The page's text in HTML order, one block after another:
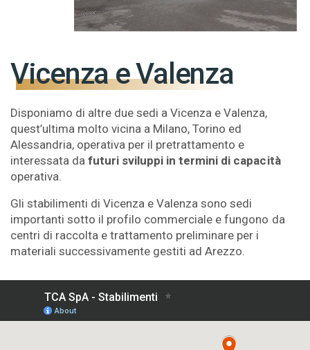
Vicenza e Valenza
Disponiamo di altre due sedi a Vicenza e Valenza,
quest’ultima molto vicina a Milano, Torino ed
Alessandria, operativa per il pretrattamento e
interessata dafuturi sviluppi in termini di capacità
operativa.
Gli stabilimenti di Vicenza e Valenza sono sedi
importanti sotto il profilo commerciale e fungono da
centri di raccolta e trattamento preliminare per i
materiali successivamente gestiti ad Arezzo.